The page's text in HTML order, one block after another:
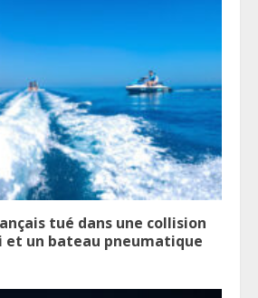
tué dans une collision
un bateau pneumatique